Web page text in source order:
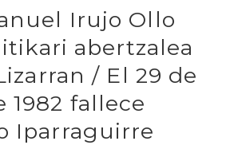
Irujo Ollo
abertzalea
/ El 29 de
1982 fallece
Iparraguirre